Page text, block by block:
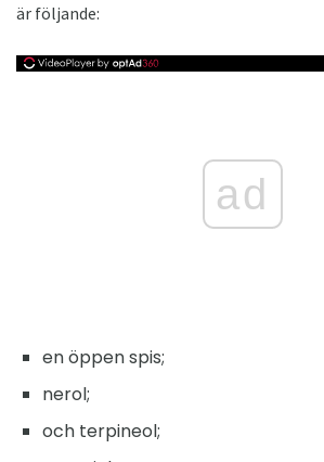
är följande:
ad
en öppen spis;
nerol;
och terpineol;